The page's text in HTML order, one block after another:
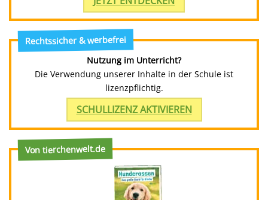
Rechtssicher & werbefrei
Nutzung im Unterricht?
Die Verwendung unserer Inhalte in der Schule ist
lizenzpflichtig.
SCHULLIZENZ AKTIVIEREN
Von tierchenwelt.de